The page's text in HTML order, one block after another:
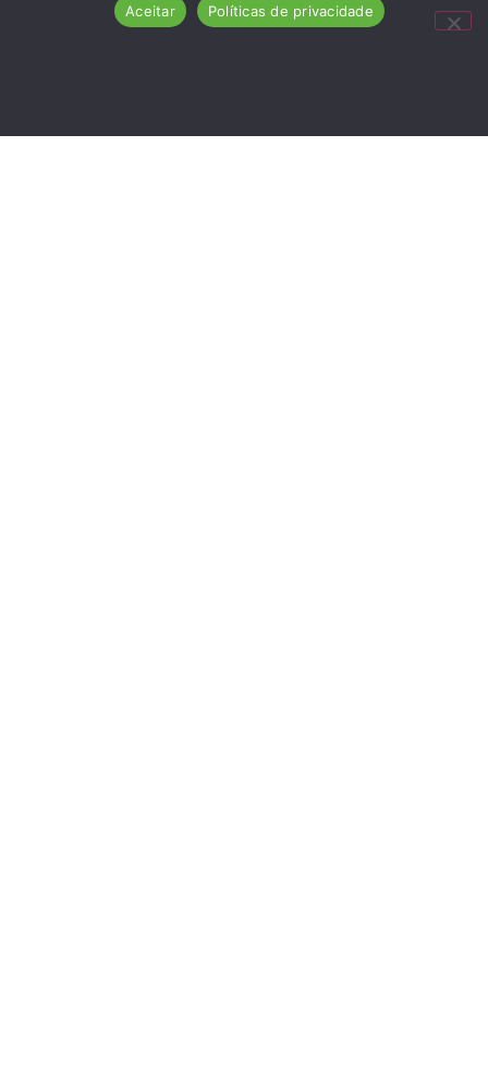
Aceitar
Políticas de privacidade